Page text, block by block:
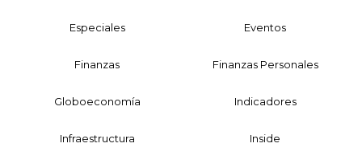
Especiales Eventos
Finanzas Finanzas Personales
Globoeconomía Indicadores
Infraestructura Inside